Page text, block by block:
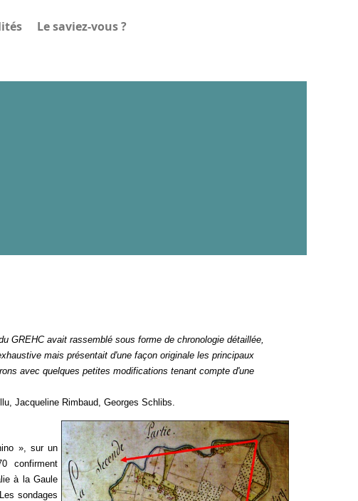
Le saviez-vous ?
GREHC avait rassemblé sous forme de chronologie détaillée,
mais présentait d'une façon originale les principaux
avec quelques petites modifications tenant compte d'une
Jacqueline Rimbaud, Georges Schlibs.
», sur un
confirment
à la Gaule
sondages